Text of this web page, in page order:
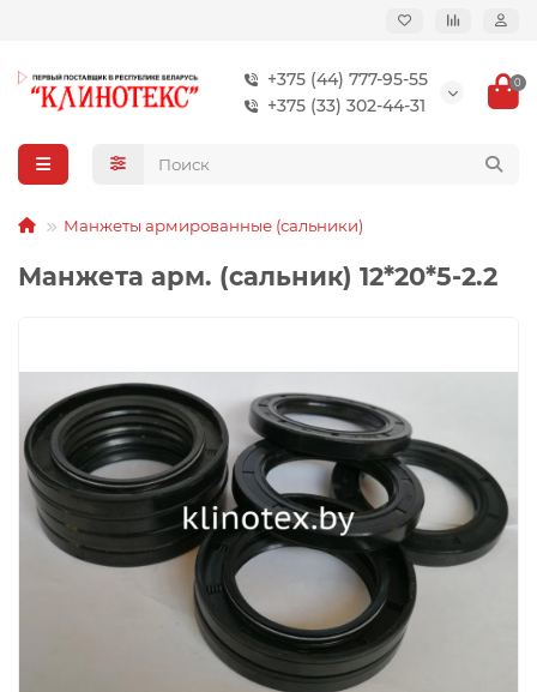
+375 (44) 777-95-55
+375 (33) 302-44-31
0
Манжеты армированные (сальники)
Манжета арм. (сальник) 12*20*5-2.2